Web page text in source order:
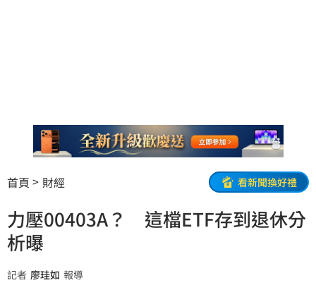
首頁 財經 看新聞換好禮
力壓00403A？ 這檔ETF存到退休分
析曝
記者 廖珪如 報導